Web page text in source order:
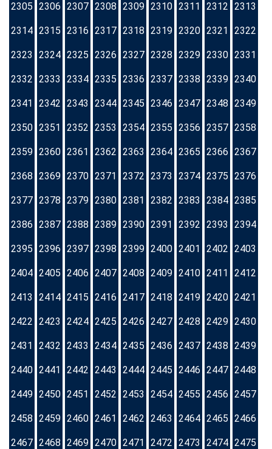
2305 2306 2307 2308 2309 2310 2311 2312 2313
2314 2315 2316 2317 2318 2319 2320 2321 2322
2323 2324 2325 2326 2327 2328 2329 2330 2331
2332 2333 2334 2335 2336 2337 2338 2339 2340
2341 2342 2343 2344 2345 2346 2347 2348 2349
2350 2351 2352 2353 2354 2355 2356 2357 2358
2359 2360 2361 2362 2363 2364 2365 2366 2367
2368 2369 2370 2371 2372 2373 2374 2375 2376
2377 2378 2379 2380 2381 2382 2383 2384 2385
2386 2387 2388 2389 2390 2391 2392 2393 2394
2395 2396 2397 2398 2399 2400 2401 2402 2403
2404 2405 2406 2407 2408 2409 2410 2411 2412
2413 2414 2415 2416 2417 2418 2419 2420 2421
2422 2423 2424 2425 2426 2427 2428 2429 2430
2431 2432 2433 2434 2435 2436 2437 2438 2439
2440 2441 2442 2443 2444 2445 2446 2447 2448
2449 2450 2451 2452 2453 2454 2455 2456 2457
2458 2459 2460 2461 2462 2463 2464 2465 2466
2467 2468 2469 2470 2471 2472 2473 2474 2475